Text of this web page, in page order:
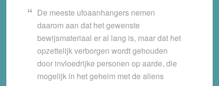
De meeste ufoaanhangers nemen
daarom aan dat het gewenste
bewijsmateriaal er al lang is, maar dat het
opzettelijk verborgen wordt gehouden
door invloedrijke personen op aarde, die
mogelijk in het geheim met de aliens